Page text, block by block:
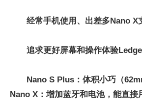
经常手机使用、出差多Nano X
追求更好屏幕和操作体验
Nano S Plus：体积小巧（
Nano X：增加蓝牙和电池，能直